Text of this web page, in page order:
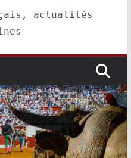
actualités